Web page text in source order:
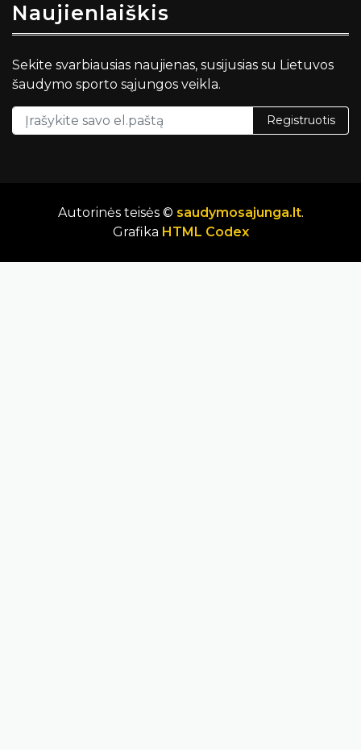
Naujienlaiškis
Sekite svarbiausias naujienas, susijusias su Lietuvos
šaudymo sporto sąjungos veikla.
Registruotis
Autorinės teisės © saudymosajunga.lt.
Grafika HTML Codex